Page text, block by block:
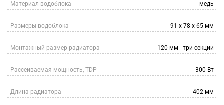
Материал водоблока медь
Размеры водоблока 91 x 78 x 65 мм
Монтажный размер радиатора 120 мм - три секции
Рассеиваемая мощность, TDP 300 Вт
Длина радиатора 402 мм